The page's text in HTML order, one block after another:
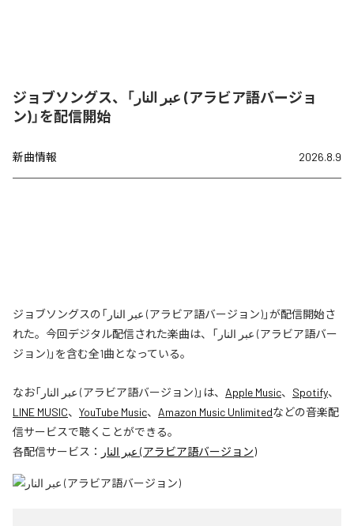
ジョブソングス、「عبر النار (アラビア語バージョ
ン)」を配信開始
新曲情報 2026.8.9
ジョブソングスの「عبر النار (アラビア語バージョン)」が配信開始さ
れた。今回デジタル配信された楽曲は、「عبر النار (アラビア語バー
ジョン)」を含む全1曲となっている。
なお「 عبر النار (アラビア語バージョン)」は、 Apple Music、 Spotify、
LINE MUSIC、 YouTube Music、 Amazon Music Unlimitedなどの音楽配
信サービスで聴くことができる。
各配信サービス：
عبر النار (アラビア語バージョン)